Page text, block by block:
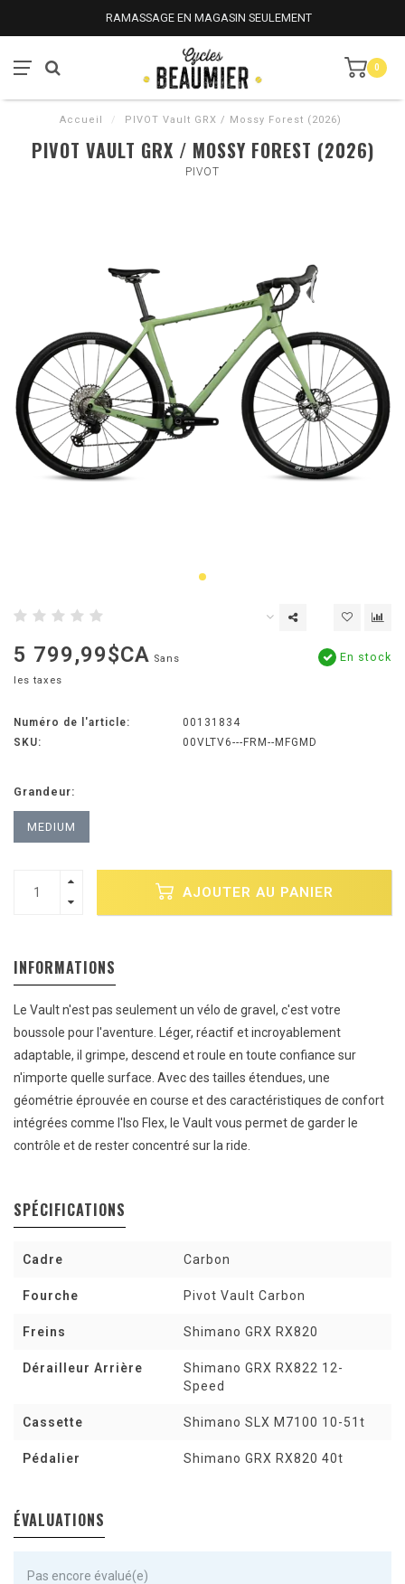
RAMASSAGE EN MAGASIN SEULEMENT
0
Accueil / PIVOT Vault GRX / Mossy Forest (2026)
PIVOT VAULT GRX / MOSSY FOREST (2026)
PIVOT
5 799,99$CA Sans
les taxes
En stock
Numéro de l'article:
00131834
SKU:
00VLTV6---FRM--MFGMD
Grandeur:
MEDIUM
AJOUTER AU PANIER
INFORMATIONS
Le Vault n'est pas seulement un vélo de gravel, c'est votre
boussole pour l'aventure. Léger, réactif et incroyablement
adaptable, il grimpe, descend et roule en toute confiance sur
n'importe quelle surface. Avec des tailles étendues, une
géométrie éprouvée en course et des caractéristiques de confort
intégrées comme l'Iso Flex, le Vault vous permet de garder le
contrôle et de rester concentré sur la ride.
SPÉCIFICATIONS
Cadre Carbon
Fourche Pivot Vault Carbon
Freins Shimano GRX RX820
Dérailleur Arrière
Shimano GRX RX822 12-
Speed
Cassette Shimano SLX M7100 10-51t
Pédalier Shimano GRX RX820 40t
ÉVALUATIONS
Pas encore évalué(e)